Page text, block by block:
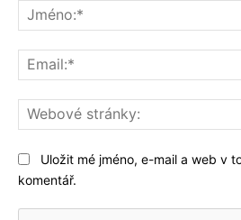
Uložit mé jméno, e-mail a web v
komentář.